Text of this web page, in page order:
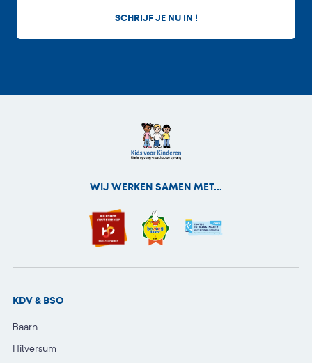
SCHRIJF JE NU IN !
WIJ WERKEN SAMEN MET...
KDV & BSO
Baarn
Hilversum